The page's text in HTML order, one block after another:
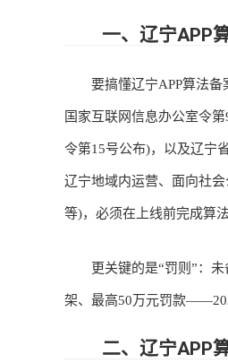
一、辽宁APP算
要搞懂辽宁APP算法备案
国家互联网信息办公室令
令第15号公布)，以及辽宁
辽宁地域内运营、面向社
等)，必须在上线前完成算法
更关键的是“罚则”：未
架、最高50万元罚款
二、辽宁APP算